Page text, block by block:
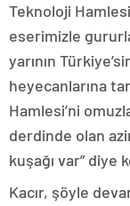
Teknoloji
eserimizle
yarının
heyecanlarına
Hamlesi’ni
derdinde olan
kuşağı var” diye
Kacır, şöyle